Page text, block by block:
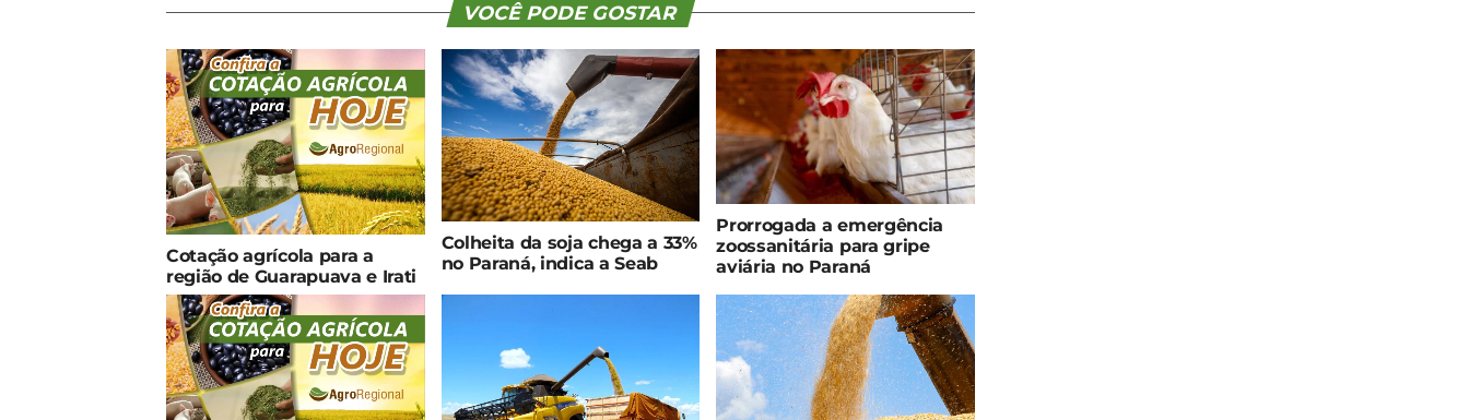
VOCÊ PODE GOSTAR
Cotação agrícola para a
região de Guarapuava e Irati
Colheita da soja chega a 33%
no Paraná, indica a Seab
Prorrogada a emergência
zoossanitária para gripe
aviária no Paraná